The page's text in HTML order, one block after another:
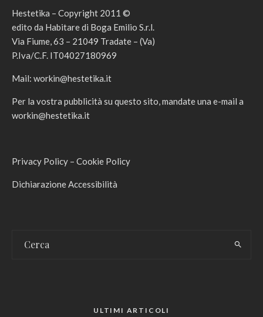
Hestetika – Copyright 2011 ©
edito da Habitare di Boga Emilio S.r.l.
Via Fiume, 63 – 21049 Tradate – (Va)
P.Iva/C.F. IT04027180969
Mail: workin@hestetika.it
Per la vostra pubblicità su questo sito, mandate una e-mail a
workin@hestetika.it
Privacy Policy – Cookie Policy
Dichiarazione Accessibilità
ULTIMI ARTICOLI